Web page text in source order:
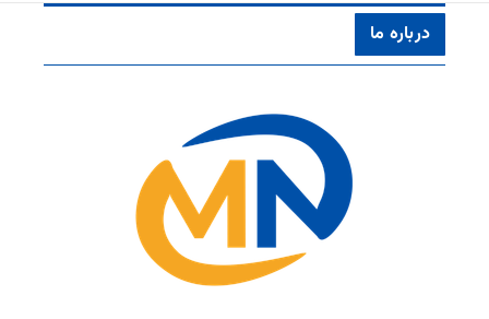
درباره ما